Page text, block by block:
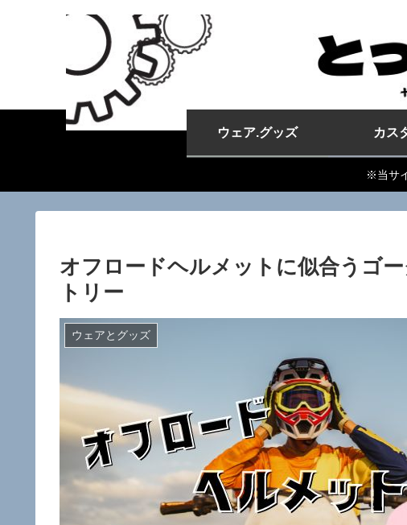
ウェア.グッズ カス
※当サ
オフロードヘルメットに似合うゴ
トリー
ウェアとグッズ